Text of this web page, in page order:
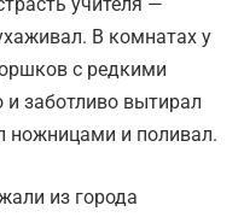
В комнатах у
с редкими
и заботливо вытирал
ножницами и поливал.
из города